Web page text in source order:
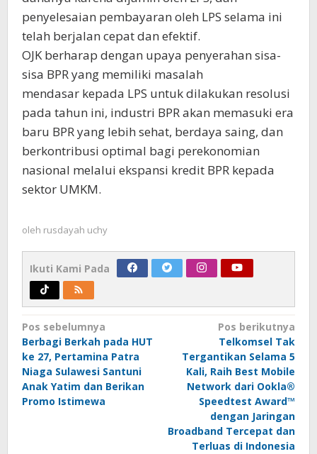
penyelesaian pembayaran oleh LPS selama ini
telah berjalan cepat dan efektif.
OJK berharap dengan upaya penyerahan sisa-
sisa BPR yang memiliki masalah
mendasar kepada LPS untuk dilakukan resolusi
pada tahun ini, industri BPR akan memasuki era
baru BPR yang lebih sehat, berdaya saing, dan
berkontribusi optimal bagi perekonomian
nasional melalui ekspansi kredit BPR kepada
sektor UMKM.
oleh rusdayah uchy
Ikuti Kami Pada
Navigasi
pos
Pos sebelumnya
Berbagi Berkah pada HUT
ke 27, Pertamina Patra
Niaga Sulawesi Santuni
Anak Yatim dan Berikan
Promo Istimewa
Pos berikutnya
Telkomsel Tak
Tergantikan Selama 5
Kali, Raih Best Mobile
Network dari Ookla®
Speedtest Award™
dengan Jaringan
Broadband Tercepat dan
Terluas di Indonesia